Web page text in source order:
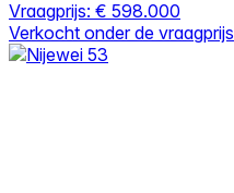
Vraagprijs: € 598.000
Verkocht onder de vraagprijs